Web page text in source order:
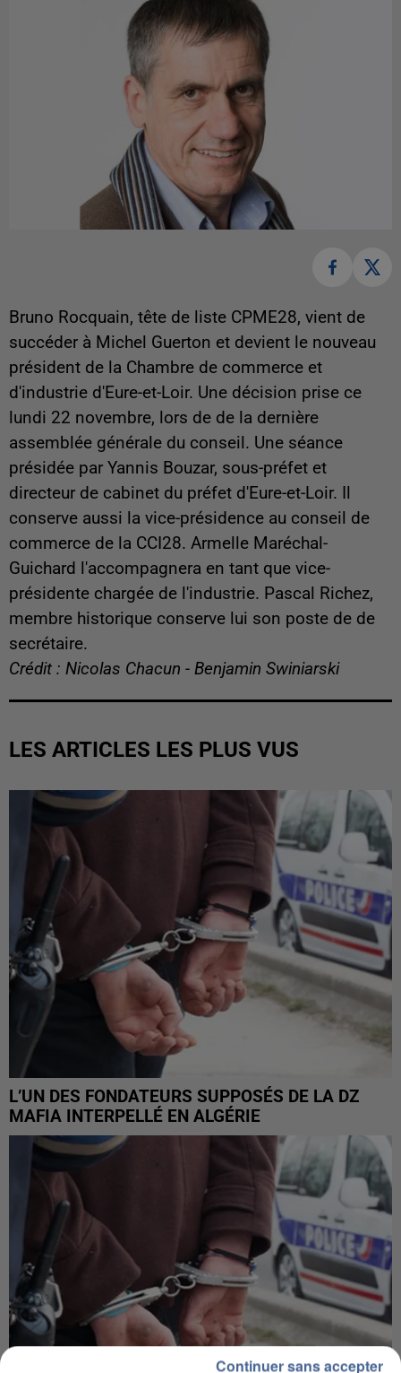
Bruno Rocquain, tête de liste CPME28, vient de
succéder à Michel Guerton et devient le nouveau
président de la Chambre de commerce et
d'industrie d'Eure-et-Loir. Une décision prise ce
lundi 22 novembre, lors de de la dernière
assemblée générale du conseil. Une séance
présidée par Yannis Bouzar, sous-préfet et
directeur de cabinet du préfet d'Eure-et-Loir. Il
conserve aussi la vice-présidence au conseil de
commerce de la CCI28. Armelle Maréchal-
Guichard l'accompagnera en tant que vice-
présidente chargée de l'industrie. Pascal Richez,
membre historique conserve lui son poste de de
secrétaire.
Crédit : Nicolas Chacun - Benjamin Swiniarski
LES ARTICLES LES PLUS VUS
L’UN DES FONDATEURS SUPPOSÉS DE LA DZ
MAFIA INTERPELLÉ EN ALGÉRIE
Continuer sans accepter